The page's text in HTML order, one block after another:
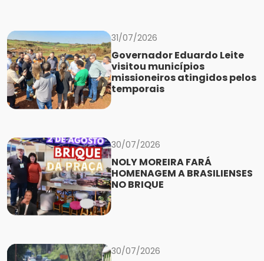
31/07/2026
Governador Eduardo Leite
visitou municípios
missioneiros atingidos pelos
temporais
30/07/2026
NOLY MOREIRA FARÁ
HOMENAGEM A BRASILIENSES
NO BRIQUE
30/07/2026